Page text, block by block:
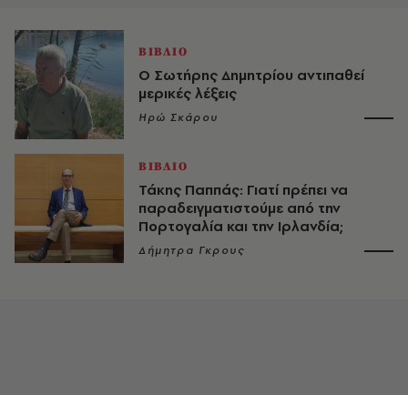
ΒΙΒΛΙΟ
Ο Σωτήρης Δημητρίου αντιπαθεί
μερικές λέξεις
Ηρώ Σκάρου
ΒΙΒΛΙΟ
Τάκης Παππάς: Γιατί πρέπει να
παραδειγματιστούμε από την
Πορτογαλία και την Ιρλανδία;
Δήμητρα Γκρους